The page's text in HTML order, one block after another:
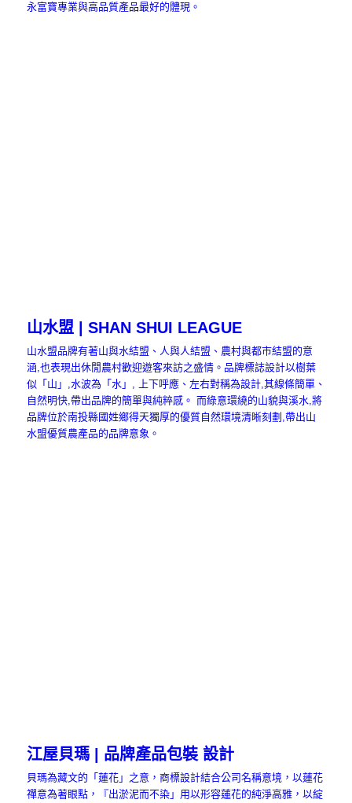
永富寶專業與高品質產品最好的體現。
山水盟 | SHAN SHUI LEAGUE
山水盟品牌有著山與水結盟、人與人結盟、農村與都市結盟的意
涵,也表現出休閒農村歡迎遊客來訪之盛情。品牌標誌設計以樹葉
似「山」,水波為「水」, 上下呼應、左右對稱為設計,其線條簡單、
自然明快,帶出品牌的簡單與純粹感。 而綠意環繞的山貌與溪水,將
品牌位於南投縣國姓鄉得天獨厚的優質自然環境清晰刻劃,帶出山
水盟優質農產品的品牌意象。
江屋貝瑪 | 品牌產品包裝 設計
貝瑪為藏文的「蓮花」之意，商標設計結合公司名稱意境，以蓮花
禪意為著眼點，『出淤泥而不染」用以形容蓮花的純淨高雅，以綻